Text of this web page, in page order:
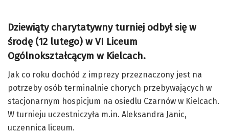
Dziewiąty charytatywny turniej odbył się w
środę (12 lutego) w VI Liceum
Ogólnokształcącym w Kielcach.
Jak co roku dochód z imprezy przeznaczony jest na
potrzeby osób terminalnie chorych przebywających w
stacjonarnym hospicjum na osiedlu Czarnów w Kielcach.
W turnieju uczestniczyła m.in. Aleksandra Janic,
uczennica liceum.